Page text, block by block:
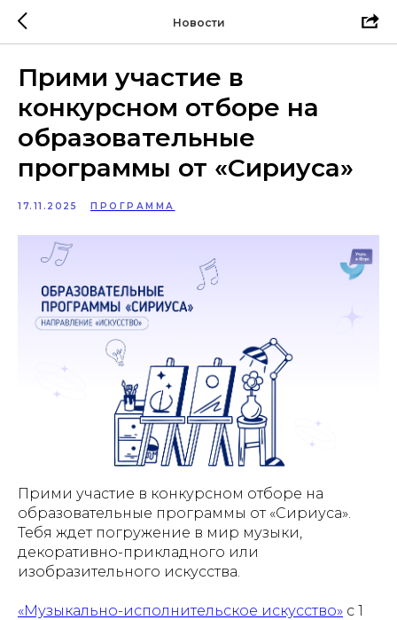
Новости
Прими участие в
конкурсном отборе на
образовательные
программы от «Сириуса»
17.11.2025 ПРОГРАММА
Прими участие в конкурсном отборе на
образовательные программы от «Сириуса».
Тебя ждет погружение в мир музыки,
декоративно-прикладного или
изобразительного искусства.
«Музыкально-исполнительское искусство» с 1